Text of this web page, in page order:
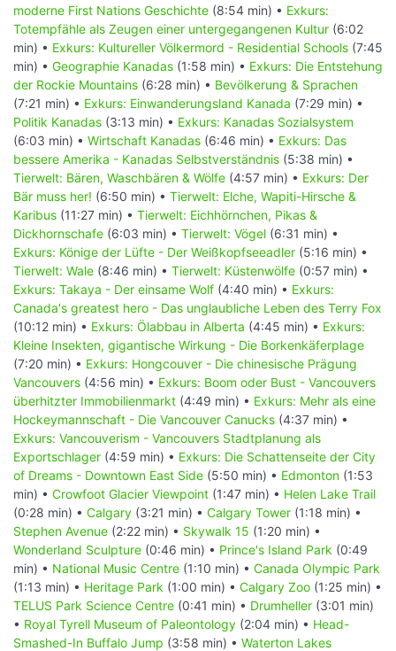
moderne First Nations Geschichte (8:54 min) • Exkurs:
Totempfähle als Zeugen einer untergegangenen Kultur (6:02
min) • Exkurs: Kultureller Völkermord - Residential Schools (7:45
min) • Geographie Kanadas (1:58 min) • Exkurs: Die Entstehung
der Rockie Mountains (6:28 min) • Bevölkerung & Sprachen
(7:21 min) • Exkurs: Einwanderungsland Kanada (7:29 min) •
Politik Kanadas (3:13 min) • Exkurs: Kanadas Sozialsystem
(6:03 min) • Wirtschaft Kanadas (6:46 min) • Exkurs: Das
bessere Amerika - Kanadas Selbstverständnis (5:38 min) •
Tierwelt: Bären, Waschbären & Wölfe (4:57 min) • Exkurs: Der
Bär muss her! (6:50 min) • Tierwelt: Elche, Wapiti-Hirsche &
Karibus (11:27 min) • Tierwelt: Eichhörnchen, Pikas &
Dickhornschafe (6:03 min) • Tierwelt: Vögel (6:31 min) •
Exkurs: Könige der Lüfte - Der Weißkopfseeadler (5:16 min) •
Tierwelt: Wale (8:46 min) • Tierwelt: Küstenwölfe (0:57 min) •
Exkurs: Takaya - Der einsame Wolf (4:40 min) • Exkurs:
Canada's greatest hero - Das unglaubliche Leben des Terry Fox
(10:12 min) • Exkurs: Ölabbau in Alberta (4:45 min) • Exkurs:
Kleine Insekten, gigantische Wirkung - Die Borkenkäferplage
(7:20 min) • Exkurs: Hongcouver - Die chinesische Prägung
Vancouvers (4:56 min) • Exkurs: Boom oder Bust - Vancouvers
überhitzter Immobilienmarkt (4:49 min) • Exkurs: Mehr als eine
Hockeymannschaft - Die Vancouver Canucks (4:37 min) •
Exkurs: Vancouverism - Vancouvers Stadtplanung als
Exportschlager (4:59 min) • Exkurs: Die Schattenseite der City
of Dreams - Downtown East Side (5:50 min) • Edmonton (1:53
min) • Crowfoot Glacier Viewpoint (1:47 min) • Helen Lake Trail
(0:28 min) • Calgary (3:21 min) • Calgary Tower (1:18 min) •
Stephen Avenue (2:22 min) • Skywalk 15 (1:20 min) •
Wonderland Sculpture (0:46 min) • Prince's Island Park (0:49
min) • National Music Centre (1:10 min) • Canada Olympic Park
(1:13 min) • Heritage Park (1:00 min) • Calgary Zoo (1:25 min) •
TELUS Park Science Centre (0:41 min) • Drumheller (3:01 min)
• Royal Tyrell Museum of Paleontology (2:04 min) • Head-
Smashed-In Buffalo Jump (3:58 min) • Waterton Lakes